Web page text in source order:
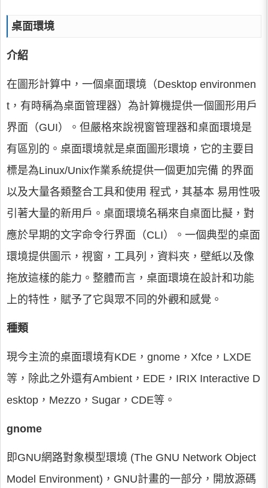
桌面環境
介紹
在圖形計算中，一個桌面環境（Desktop environmen
t，有時稱為桌面管理器）為計算機提供一個圖形用戶
界面（GUI）。但嚴格來說視窗管理器和桌面環境是
有區別的。桌面環境就是桌面圖形環境，它的主要目
標是為Linux/Unix作業系統提供一個更加完備 的界面
以及大量各類整合工具和使用 程式，其基本 易用性吸
引著大量的新用戶。桌面環境名稱來自桌面比擬，對
應於早期的文字命令行界面（CLI）。一個典型的桌面
環境提供圖示，視窗，工具列，資料夾，壁紙以及像
拖放這樣的能力。整體而言，桌面環境在設計和功能
上的特性，賦予了它與眾不同的外觀和感覺。
種類
現今主流的桌面環境有KDE，gnome，Xfce，LXDE
等，除此之外還有Ambient，EDE，IRIX Interactive D
esktop，Mezzo，Sugar，CDE等。
gnome
即GNU網路對象模型環境 (The GNU Network Object
Model Environment)，GNU計畫的一部分，開放源碼